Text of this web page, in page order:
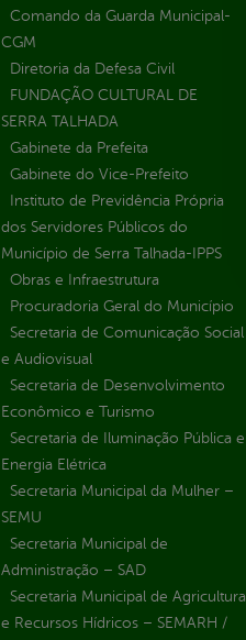
Comando da Guarda Municipal-
CGM
Diretoria da Defesa Civil
FUNDAÇÃO CULTURAL DE
SERRA TALHADA
Gabinete da Prefeita
Gabinete do Vice-Prefeito
Instituto de Previdência Própria
dos Servidores Públicos do
Município de Serra Talhada-IPPS
Obras e Infraestrutura
Procuradoria Geral do Município
Secretaria de Comunicação Social
e Audiovisual
Secretaria de Desenvolvimento
Econômico e Turismo
Secretaria de Iluminação Pública e
Energia Elétrica
Secretaria Municipal da Mulher –
SEMU
Secretaria Municipal de
Administração – SAD
Secretaria Municipal de Agricultura
e Recursos Hídricos – SEMARH /